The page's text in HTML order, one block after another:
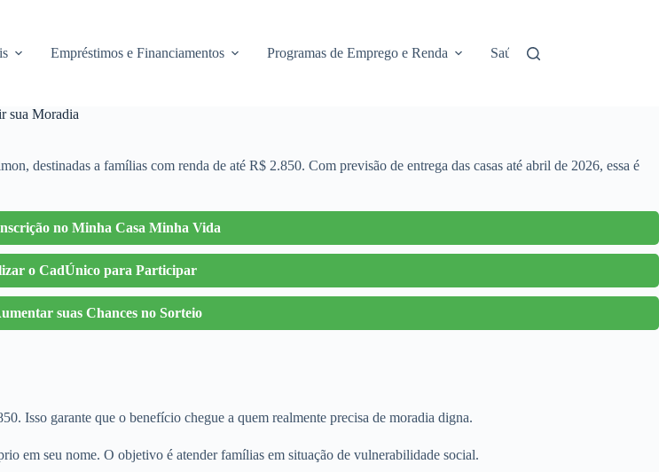
Empréstimos e Financiamentos Programas de Emprego e Renda Saúde e Assistência
sua Moradia
destinadas a famílias com renda de até R$ 2.850. Com previsão de entrega das casas até abril de 2026, essa é
no Minha Casa Minha Vida
o CadÚnico para Participar
suas Chances no Sorteio
Isso garante que o benefício chegue a quem realmente precisa de moradia digna.
em seu nome. O objetivo é atender famílias em situação de vulnerabilidade social.